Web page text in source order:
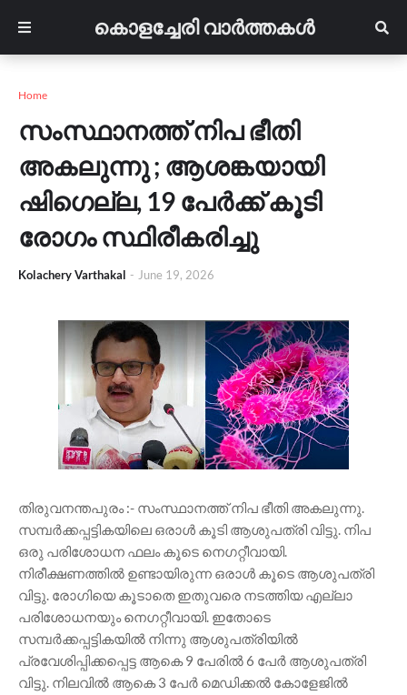
കൊളച്ചേരി വാർത്തകൾ
Home
സംസ്ഥാനത്ത് നിപ ഭീതി
അകലുന്നു ; ആശങ്കയായി
ഷിഗെല്ല, 19 പേർക്ക് കൂടി
രോഗം സ്ഥിരീകരിച്ചു
Kolachery Varthakal - June 19, 2026
തിരുവനന്തപുരം :- സംസ്ഥാനത്ത് നിപ ഭീതി അകലുന്നു.
സമ്പർക്കപ്പട്ടികയിലെ ഒരാൾ കൂടി ആശുപത്രി വിട്ടു. നിപ
ഒരു പരിശോധന ഫലം കൂടെ നെഗറ്റീവായി.
നിരീക്ഷണത്തിൽ ഉണ്ടായിരുന്ന ഒരാൾ കൂടെ ആശുപത്രി
വിട്ടു. രോഗിയെ കൂടാതെ ഇതുവരെ നടത്തിയ എല്ലാ
പരിശോധനയും നെഗറ്റീവായി. ഇതോടെ
സമ്പർക്കപ്പട്ടികയിൽ നിന്നു ആശുപത്രിയിൽ
പ്രവേശിപ്പിക്കപ്പെട്ട ആകെ 9 പേരിൽ 6 പേർ ആശുപത്രി
വിട്ടു. നിലവിൽ ആകെ 3 പേർ മെഡിക്കൽ കോളേജിൽ